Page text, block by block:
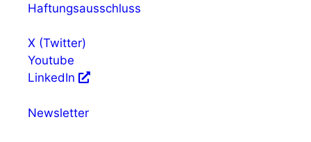
Haftungsausschluss
X (Twitter)
Youtube
LinkedIn
Newsletter